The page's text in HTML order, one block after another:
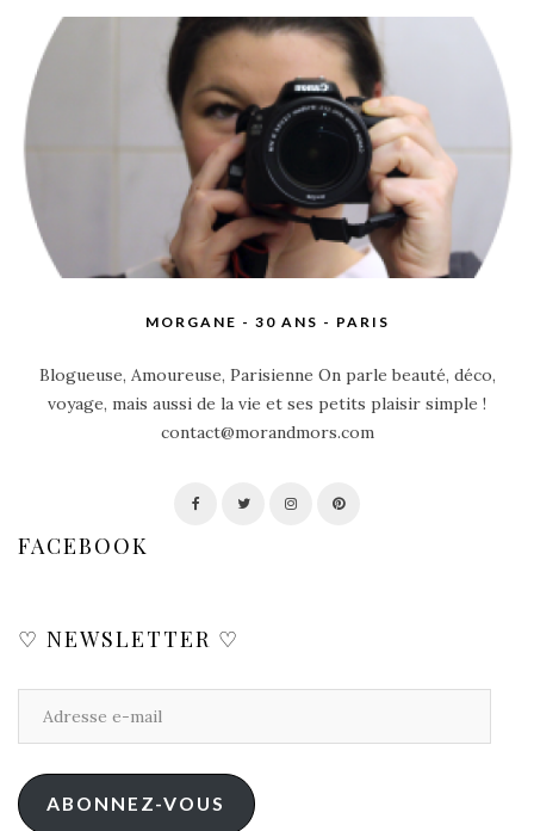
MORGANE - 30 ANS - PARIS
Blogueuse, Amoureuse, Parisienne On parle beauté, déco,
voyage, mais aussi de la vie et ses petits plaisir simple !
contact@morandmors.com
FACEBOOK
♡ NEWSLETTER ♡
ABONNEZ-VOUS